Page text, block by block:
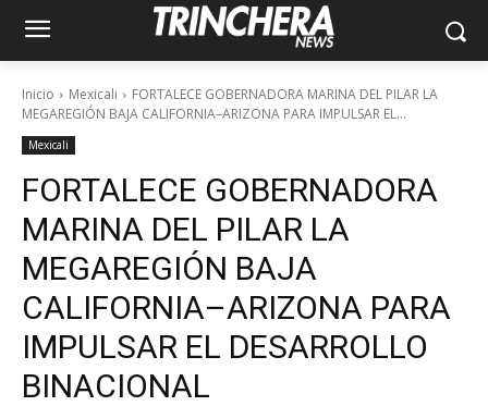
Inicio Mexicali
FORTALECE GOBERNADORA MARINA DEL PILAR LA
MEGAREGIÓN BAJA CALIFORNIA–ARIZONA PARA IMPULSAR EL...
Mexicali
FORTALECE GOBERNADORA
MARINA DEL PILAR LA
MEGAREGIÓN BAJA
CALIFORNIA–ARIZONA PARA
IMPULSAR EL DESARROLLO
BINACIONAL